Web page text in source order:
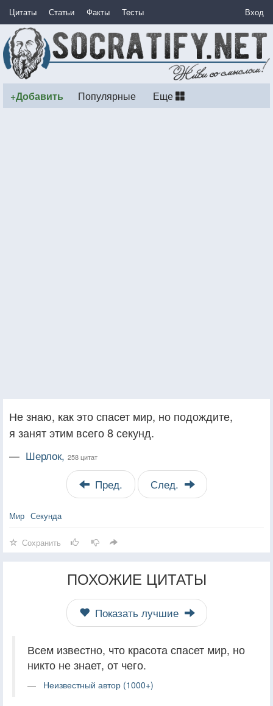
Цитаты Статьи Факты Тесты Вход
+Добавить Популярные Еще
Не знаю, как это спасет мир, но подождите,
я занят этим всего 8 секунд.
— Шерлок, 258 цитат
Пред. След.
Мир Секунда
Сохранить
ПОХОЖИЕ ЦИТАТЫ
Показать лучшие
Всем известно, что красота спасет мир, но
никто не знает, от чего.
Неизвестный автор (1000+)